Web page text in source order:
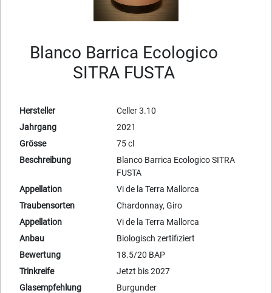
Blanco Barrica Ecologico
SITRA FUSTA
Hersteller
Celler 3.10
Jahrgang
2021
Grösse
75 cl
Beschreibung
Blanco Barrica Ecologico SITRA
FUSTA
Appellation
Vi de la Terra Mallorca
Traubensorten
Chardonnay, Giro
Appellation
Vi de la Terra Mallorca
Anbau
Biologisch zertifiziert
Bewertung
18.5/20 BAP
Trinkreife
Jetzt bis 2027
Glasempfehlung
Burgunder